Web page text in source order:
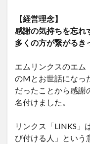
【経営理念】
感謝の気持ちを忘れ
多くの方が繋がるき
エムリンクスのエム
のMとお世話になっ
だったことから感謝
名付けました。
リンクス「LINKS」
び付ける人」という